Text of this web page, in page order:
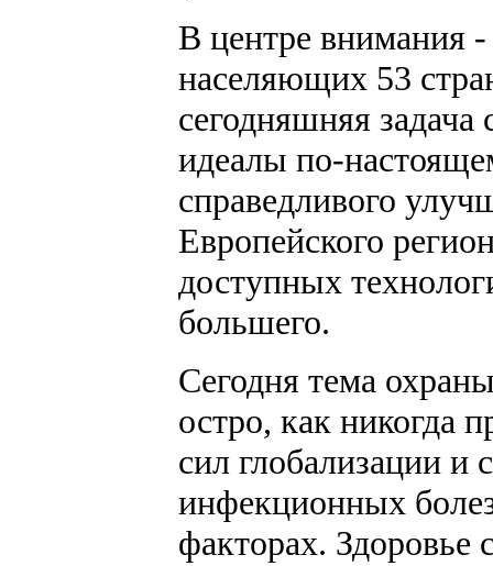
В центре внимания
населяющих 53
сегодняшняя задача
идеалы по-
справедливого
Европейского
доступных
большего.
Сегодня тема
остро, как никогда
сил глобализации и
инфекционных
факторах. Здоровье